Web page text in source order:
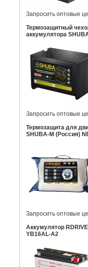
Запросить оптовые
Термозащитный
аккумулятора
Запросить оптовые
Термозащита для
SHUBA-M (Россия)
Запросить оптовые
Аккумулятор
YB16AL-A2